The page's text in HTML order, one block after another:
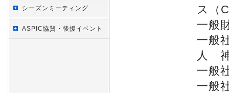
シーズンミーティング
ASPIC協賛・後援イベント
ス（
一般
一般
人
一般
一般